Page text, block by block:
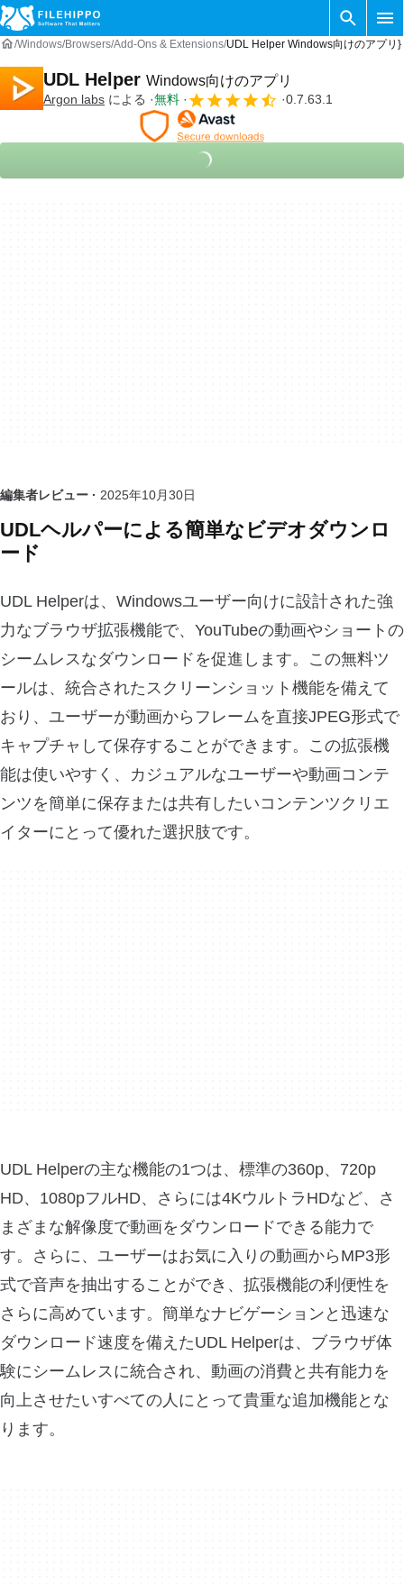
Windows Browsers Add-Ons & Extensions UDL Helper Windows向けのアプリ}
UDL Helper Windows向けのアプリ
Argon labs による 無料 0.7.63.1
編集者レビュー · 2025年10月30日
UDLヘルパーによる簡単なビデオダウンロ
ード
UDL Helperは、Windowsユーザー向けに設計された強
力なブラウザ拡張機能で、YouTubeの動画やショートの
シームレスなダウンロードを促進します。この無料ツ
ールは、統合されたスクリーンショット機能を備えて
おり、ユーザーが動画からフレームを直接JPEG形式で
キャプチャして保存することができます。この拡張機
能は使いやすく、カジュアルなユーザーや動画コンテ
ンツを簡単に保存または共有したいコンテンツクリエ
イターにとって優れた選択肢です。
UDL Helperの主な機能の1つは、標準の360p、720p
HD、1080pフルHD、さらには4KウルトラHDなど、さ
まざまな解像度で動画をダウンロードできる能力で
す。さらに、ユーザーはお気に入りの動画からMP3形
式で音声を抽出することができ、拡張機能の利便性を
さらに高めています。簡単なナビゲーションと迅速な
ダウンロード速度を備えたUDL Helperは、ブラウザ体
験にシームレスに統合され、動画の消費と共有能力を
向上させたいすべての人にとって貴重な追加機能とな
ります。